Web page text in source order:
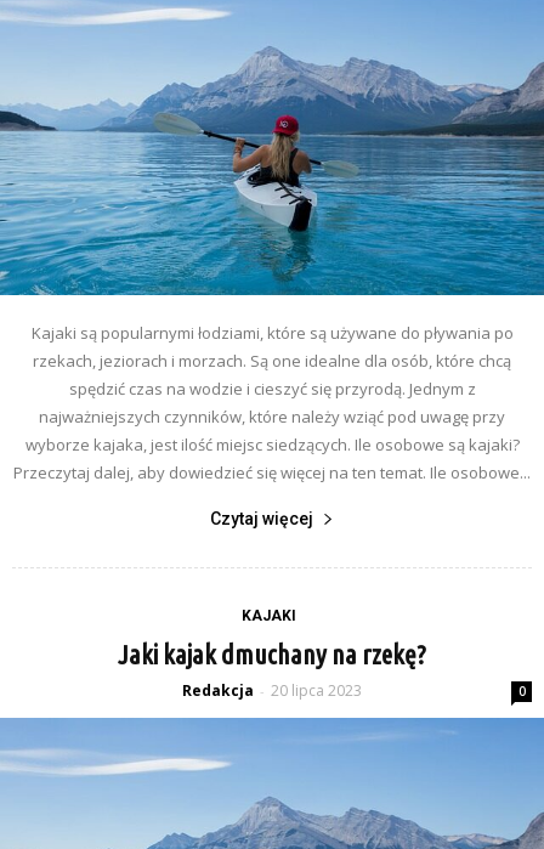
Kajaki są popularnymi łodziami, które są używane do pływania po
rzekach, jeziorach i morzach. Są one idealne dla osób, które chcą
spędzić czas na wodzie i cieszyć się przyrodą. Jednym z
najważniejszych czynników, które należy wziąć pod uwagę przy
wyborze kajaka, jest ilość miejsc siedzących. Ile osobowe są kajaki?
Przeczytaj dalej, aby dowiedzieć się więcej na ten temat. Ile osobowe...
Czytaj więcej
KAJAKI
Jaki kajak dmuchany na rzekę?
Redakcja - 20 lipca 2023 0